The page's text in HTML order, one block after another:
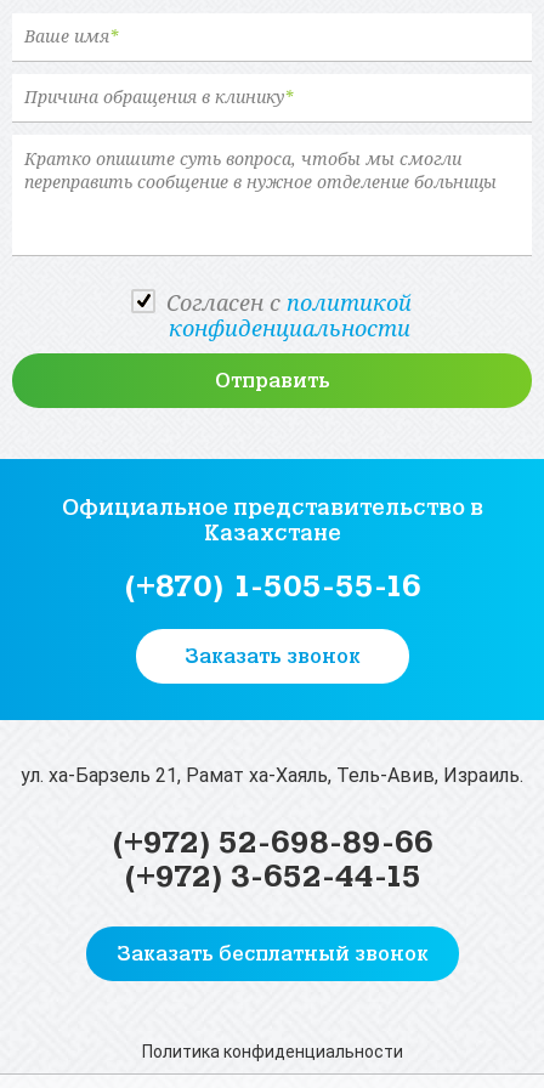
Ваше имя*
Причина обращения в клинику*
Cогласен с политикой
конфиденциальности
Официальное представительство в
Казахстане
(+870) 1-505-55-16
Заказать звонок
(+972) 52-698-89-66
(+972) 3-652-44-15
Заказать бесплатный звонок
ул. ха-Барзель 21, Рамат ха-Хаяль, Тель-Авив, Израиль.
Политика конфиденциальности